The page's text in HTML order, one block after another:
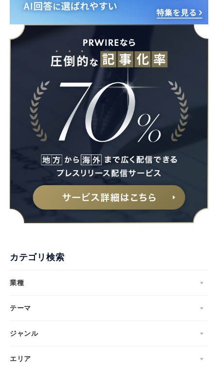
カテゴリ検索
業種
テーマ
ジャンル
エリア
Japanese